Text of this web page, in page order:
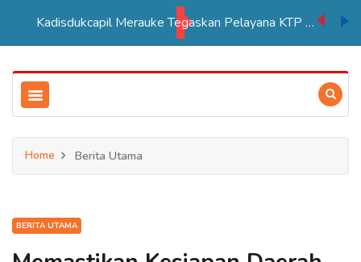
Kadisdukcapil Merauke Tegaskan Pelayana KTP Sesuai SOP
Home Berita Utama
BERITA UTAMA